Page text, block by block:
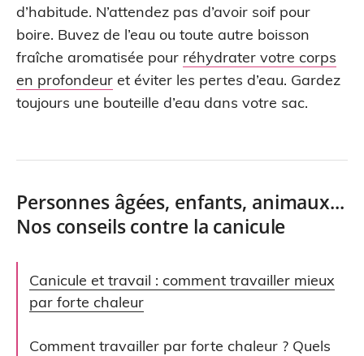
d’habitude. N’attendez pas d’avoir soif pour
boire. Buvez de l’eau ou toute autre boisson
fraîche aromatisée pour réhydrater votre corps
en profondeur et éviter les pertes d’eau. Gardez
toujours une bouteille d’eau dans votre sac.
Personnes âgées, enfants, animaux...
Nos conseils contre la canicule
Canicule et travail : comment travailler mieux
par forte chaleur
Comment travailler par forte chaleur ? Quels